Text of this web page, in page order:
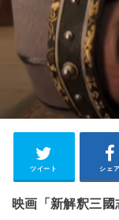
ツイート シェア
映画「新解釈三國